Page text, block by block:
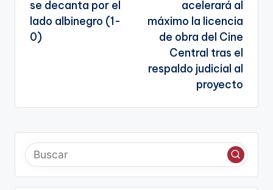
entradas
se decanta por el
lado albinegro (1-
0)
acelerará al
máximo la licencia
de obra del Cine
Central tras el
respaldo judicial al
proyecto